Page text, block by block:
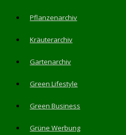
Pflanzenarchiv
Kräuterarchiv
Gartenarchiv
Green Lifestyle
Green Business
Grüne Werbung